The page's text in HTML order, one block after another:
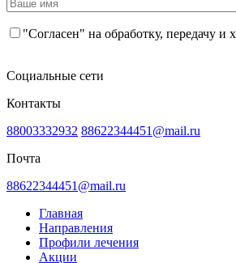
"Согласен" на обработку, передачу
Социальные сети
Контакты
88003332932 88622344451@mail.ru
Почта
88622344451@mail.ru
Главная
Направления
Профили лечения
Акции